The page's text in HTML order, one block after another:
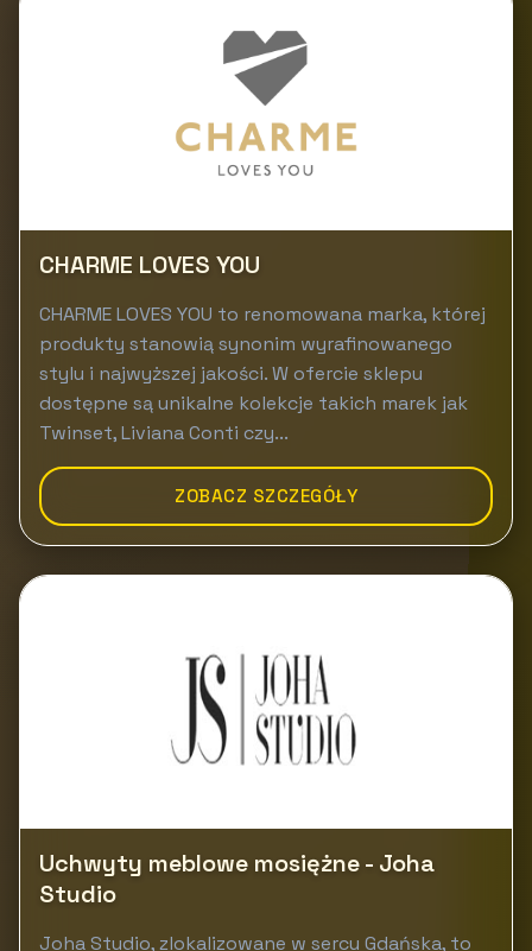
CHARME LOVES YOU
CHARME LOVES YOU to renomowana marka, której
produkty stanowią synonim wyrafinowanego
stylu i najwyższej jakości. W ofercie sklepu
dostępne są unikalne kolekcje takich marek jak
Twinset, Liviana Conti czy...
ZOBACZ SZCZEGÓŁY
Uchwyty meblowe mosiężne - Joha
Studio
Joha Studio, zlokalizowane w sercu Gdańska, to